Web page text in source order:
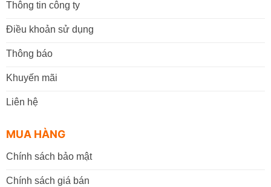
Thông tin công ty
Điều khoản sử dụng
Thông báo
Khuyến mãi
Liên hệ
MUA HÀNG
Chính sách bảo mật
Chính sách giá bán